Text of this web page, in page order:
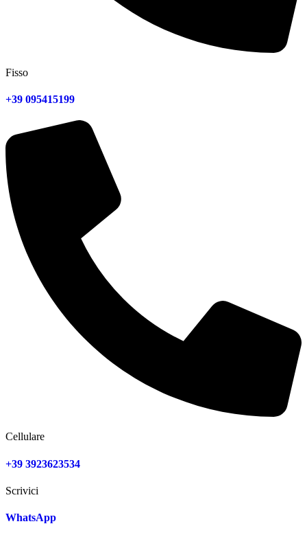
Fisso
+39 095415199
Cellulare
+39 3923623534
Scrivici
WhatsApp